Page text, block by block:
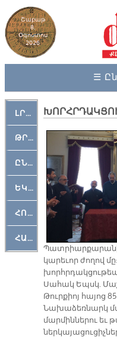
Շաբաթ
8,
Օգոստոս
2026
☰
ԼՐԱՀՈՍ
ԹՐՔԱՀԱՅ ԿԵԱՆՔ
ԸՆԿԵՐԱՄՇԱԿՈՒԹԱՅԻՆ
ԵԿԵՂԵՑԱԿԱՆ
ՀՈԳԵՄՏԱՒՈՐ
ՀԱՐԹԱԿ
Պատրիարքարանի
կարեւոր ժողով
Սահակ Եպսկ.
Թուրքիոյ հայոց
Նախաձեռնարկ
մարմիններու եւ